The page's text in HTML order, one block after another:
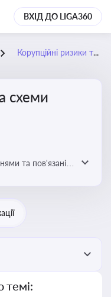
ВХІД ДО LIGA360
Корупційні ризики та схеми
схеми
та пов'язані з
темі: